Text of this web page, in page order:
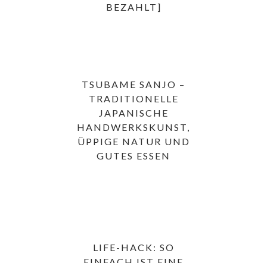
BEZAHLT]
TSUBAME SANJO –
TRADITIONELLE
JAPANISCHE
HANDWERKSKUNST,
ÜPPIGE NATUR UND
GUTES ESSEN
LIFE-HACK: SO